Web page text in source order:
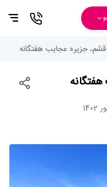
جزیره عجایب هفتگانه